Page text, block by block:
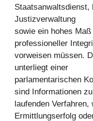
Staatsanwaltsdienst,
Justizverwaltung
sowie ein hohes
professioneller
vorweisen müssen.
unterliegt einer
parlamentarischen
sind Informationen zu
laufenden Verfahren,
Ermittlungserfolg